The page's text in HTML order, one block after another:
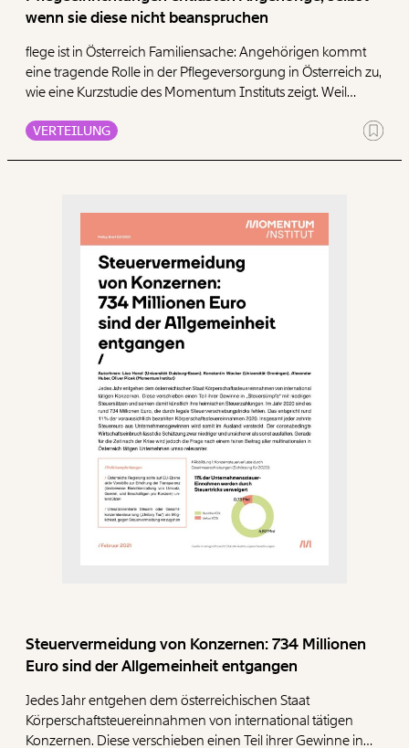
wenn sie diese nicht beanspruchen
flege ist in Österreich Familiensache: Angehörigen kommt
eine tragende Rolle in der Pflegeversorgung in Österreich zu,
wie eine Kurzstudie des Momentum Instituts zeigt. Weil
Arbeit ist, sind pflegende Angehörige häufig überbelastet.
VERTEILUNG
Steuervermeidung von Konzernen: 734 Millionen
Euro sind der Allgemeinheit entgangen
Jedes Jahr entgehen dem österreichischen Staat
Körperschaftsteuereinnahmen von international tätigen
Konzernen. Diese verschieben einen Teil ihrer Gewinne in